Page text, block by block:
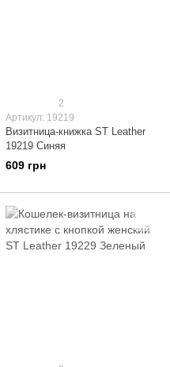
2
Артикул: 19219
Визитница-книжка ST Leather
19219 Синяя
609 грн